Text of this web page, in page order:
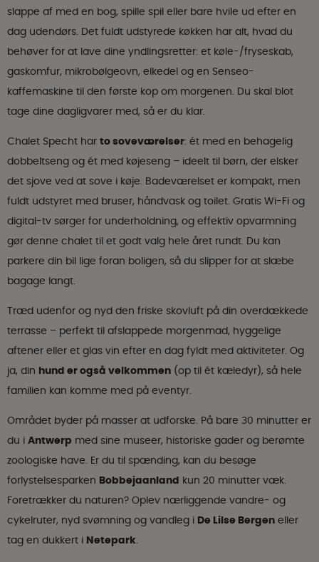
slappe af med en bog, spille spil eller bare hvile ud efter en
dag udendørs. Det fuldt udstyrede køkken har alt, hvad du
behøver for at lave dine yndlingsretter: et køle-/fryseskab,
gaskomfur, mikrobølgeovn, elkedel og en Senseo-
kaffemaskine til den første kop om morgenen. Du skal blot
tage dine dagligvarer med, så er du klar.
Chalet Specht har to soveværelser: ét med en behagelig
dobbeltseng og ét med køjeseng – ideelt til børn, der elsker
det sjove ved at sove i køje. Badeværelset er kompakt, men
fuldt udstyret med bruser, håndvask og toilet. Gratis Wi-Fi og
digital-tv sørger for underholdning, og effektiv opvarmning
gør denne chalet til et godt valg hele året rundt. Du kan
parkere din bil lige foran boligen, så du slipper for at slæbe
bagage langt.
Træd udenfor og nyd den friske skovluft på din overdækkede
terrasse – perfekt til afslappede morgenmad, hyggelige
aftener eller et glas vin efter en dag fyldt med aktiviteter. Og
ja, din hund er også velkommen (op til ét kæledyr), så hele
familien kan komme med på eventyr.
Området byder på masser at udforske. På bare 30 minutter er
du i Antwerp med sine museer, historiske gader og berømte
zoologiske have. Er du til spænding, kan du besøge
forlystelsesparken Bobbejaanland kun 20 minutter væk.
Foretrækker du naturen? Oplev nærliggende vandre- og
cykelruter, nyd svømning og vandleg i De Lilse Bergen eller
tag en dukkert i Netepark.